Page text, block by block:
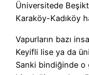
Üniversitede
Karaköy-Kadıköy
Vapurların bazı
Keyifli lise ya da
Sanki bindiğinde o